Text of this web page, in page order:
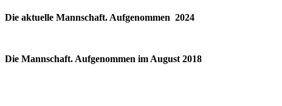
Die aktuelle Mannschaft. Aufgenommen 2024
Die Mannschaft. Aufgenommen im August 2018